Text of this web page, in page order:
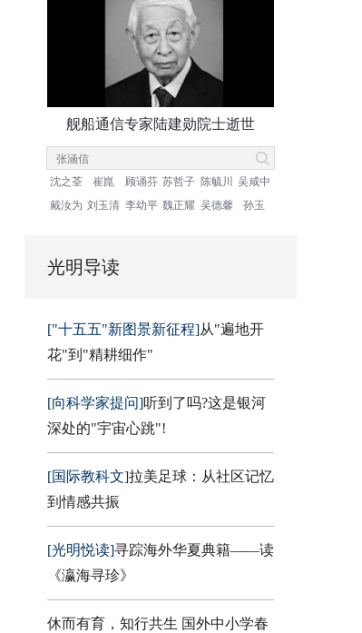
舰船通信专家陆建勋院士逝世
沈之荃 崔崑 顾诵芬 苏哲子 陈毓川
吴咸中
戴汝为 刘玉清 李幼平 魏正耀 吴德馨 孙玉
光明导读
["十五五"新图景新征程]从"遍地开
花"到"精耕细作"
[向科学家提问]听到了吗?这是银河
深处的"宇宙心跳"!
[国际教科文]拉美足球：从社区记忆
到情感共振
[光明悦读]寻踪海外华夏典籍——读
《瀛海寻珍》
休而有育，知行共生 国外中小学春